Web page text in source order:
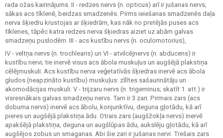
rada ožas kairinājums. II - redzes nervs (n. opticus) arī ir jušanas nervs;
sākas acs tīklenē, beidzas smadzenēs. Pirms ieiešanas smadzenēs daļa
nerva šķiedru krustojas ar šķiedrām, kas nāk no pretējās puses acs
tīklenes, tāpēc katra redzes nerva šķiedras aiziet uz abām galvas
smadzeņu puslodēm. III - acs kustību nervs (n. oculomotorius),
IV - veltņa nervs (n. trochlearis) un VI - atvilcējnervs (n. abducens) ir
kustību nervi; tie inervē visus acs ābola muskuļus un augšējā plakstiņa
cēlējmuskuli. Acs kustību nerva veģetatīvās šķiedras inervē acs ābola
gludos (neapzināto kustību) muskuļus: zīlītes sašaurinātāju un
akomodācijas muskuli. V - trijzaru nervs (n. trigeminus; skatīt 1. att.) ir
visresnākais galvas smadzeņu nervs. Tam ir 3 zari. Pirmais zars (acs
dobuma nervs) inervē acs ābolu, konjunktīvu, deguna gļotādu, kā arī
pieres un augšējā plakstiņa ādu. Otrais zars (augšžokļa nervs) inervē
apakšējā plakstiņa, deguna un augšlūpas ādu, aukslēju gļotādu, kā arī
augšējos zobus un smaganas. Abi šie zari ir jušanas nervi. Trešais zars